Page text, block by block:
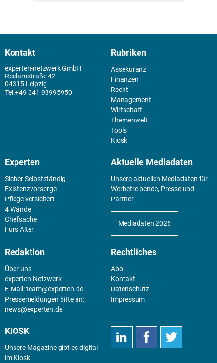
Kontakt
experten-netzwerk GmbH
Reclamstraße 42
04315 Leipzig
+49 341 98995950
Rubriken
Assekuranz
Finanzen
Recht
Management
Wirtschaft
Themenwelt
Tools
Kiosk
Experten
Sicher Selbstständig
Existenz­vorsorge
Pflege versichert
4 Wände
Chefsache
Fürs Alter
Aktuelle Mediadaten
Unsere aktuellen Mediadaten für
Werbetreibende, Presse und
Partner
Mediadaten 2026
Redaktion
Über uns
experten-Netzwerk
E-Mail:team@experten.de
Pressemeldungen bitte an:
news@experten.de
Rechtliches
Abo
Kontakt
Datenschutz
Impressum
KIOSK
Unsere Magazine gibt es digital
im Kiosk.